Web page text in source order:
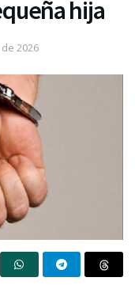
hija
2026